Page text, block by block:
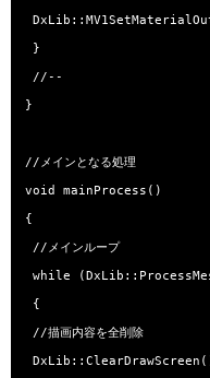
}
//--
}
//メインとなる処理
void mainProcess()
{
//メインループ
while
{
//描画内容を全削除